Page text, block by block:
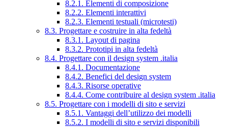
8.2.1. Elementi di composizione
8.2.2. Elementi interattivi
8.2.3. Elementi testuali (microtesti)
8.3. Progettare e costruire in alta fedeltà
8.3.1. Layout di pagina
8.3.2. Prototipi in alta fedeltà
8.4. Progettare con il design system .italia
8.4.1. Documentazione
8.4.2. Benefici del design system
8.4.3. Risorse operative
8.4.4. Come contribuire al design system .italia
8.5. Progettare con i modelli di sito e servizi
8.5.1. Vantaggi dell’utilizzo dei modelli
8.5.2. I modelli di sito e servizi disponibili